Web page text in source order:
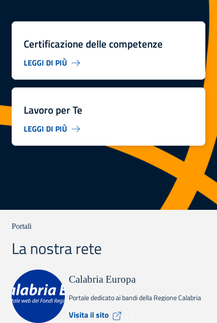
Certificazione delle competenze
LEGGI DI PIÙ
Lavoro per Te
LEGGI DI PIÙ
Portali
La nostra rete
Calabria Europa
Portale dedicato ai bandi della Regione Calabria
Visita il sito